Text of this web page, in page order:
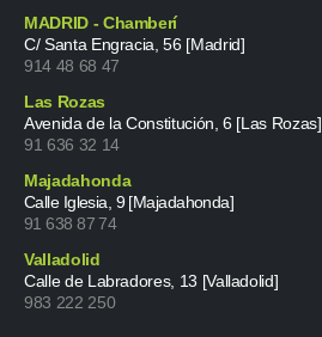
MADRID - Chamberí
C/ Santa Engracia, 56 [Madrid]
914 48 68 47
Las Rozas
Avenida de la Constitución, 6 [Las Rozas]
91 636 32 14
Majadahonda
Calle Iglesia, 9 [Majadahonda]
91 638 87 74
Valladolid
Calle de Labradores, 13 [Valladolid]
983 222 250